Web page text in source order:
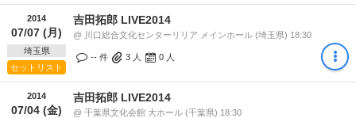
2014
07/07 (月)
埼玉県
セットリスト
吉田拓郎 LIVE2014
@ 川口総合文化センターリリア メインホール (埼玉県) 18:30
-- 件 3 人 0 人
2014
07/04 (金)
吉田拓郎 LIVE2014
@ 千葉県文化会館 大ホール (千葉県) 18:30